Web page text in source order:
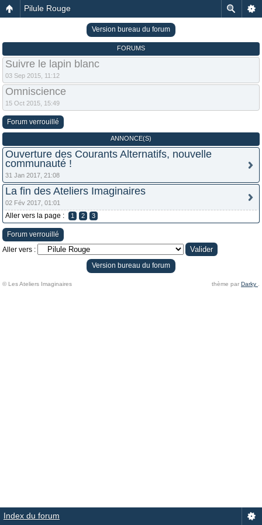
Pilule Rouge
Version bureau du forum
FORUMS
Suivre le lapin blanc
03 Sep 2015, 11:12
Omniscience
15 Oct 2015, 15:49
Forum verrouillé
ANNONCE(S)
Ouverture des Courants Alternatifs, nouvelle
communauté !
31 Jan 2017, 21:08
La fin des Ateliers Imaginaires
02 Fév 2017, 01:01
Aller vers la page : 1 2 3
Forum verrouillé
Aller vers :
Version bureau du forum
© Les Ateliers Imaginaires thème par Darky
Index du forum